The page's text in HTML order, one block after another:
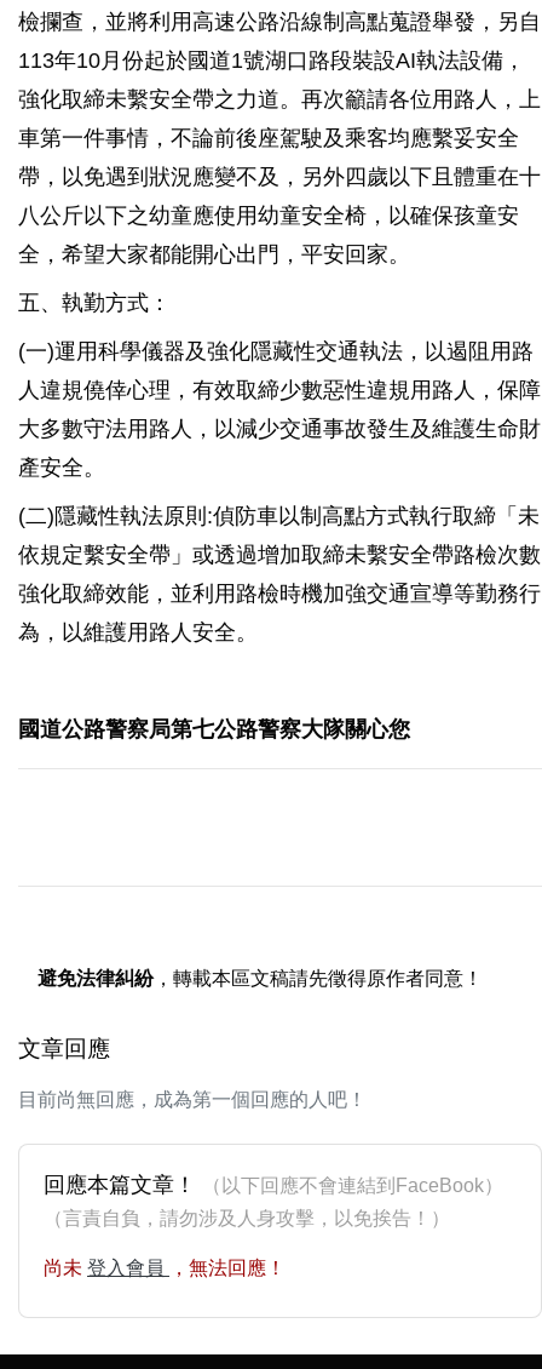
檢攔查，並將利用高速公路沿線制高點蒐證舉發，另自
113年10月份起於國道1號湖口路段裝設AI執法設備，
強化取締未繫安全帶之力道。再次籲請各位用路人，上
車第一件事情，不論前後座駕駛及乘客均應繫妥安全
帶，以免遇到狀況應變不及，另外四歲以下且體重在十
八公斤以下之幼童應使用幼童安全椅，以確保孩童安
全，希望大家都能開心出門，平安回家。
五、執勤方式：
(一)運用科學儀器及強化隱藏性交通執法，以遏阻用路
人違規僥倖心理，有效取締少數惡性違規用路人，保障
大多數守法用路人，以減少交通事故發生及維護生命財
產安全。
(二)隱藏性執法原則:偵防車以制高點方式執行取締「未
依規定繫安全帶」或透過增加取締未繫安全帶路檢次數
強化取締效能，並利用路檢時機加強交通宣導等勤務行
為，以維護用路人安全。
國道公路警察局第七公路警察大隊關心您
避免法律糾紛，轉載本區文稿請先徵得原作者同意！
文章回應
目前尚無回應，成為第一個回應的人吧！
回應本篇文章！
（以下回應不會連結到FaceBook）
（言責自負，請勿涉及人身攻擊，以免挨告！）
尚未 登入會員 ，無法回應！